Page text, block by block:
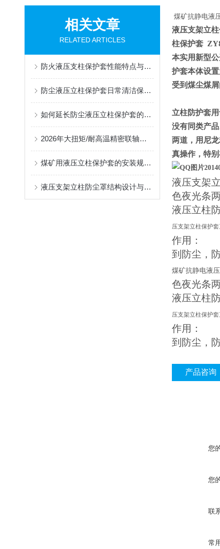
相关文章
RELATED ARTICLES
防火液压支柱保护套性能特点与阻燃防护应用
防尘液压立柱保护套日常清洁保养与更换规范
如何延长防尘液压立柱保护套的使用寿命？
2026年大扭矩/耐高温精密联轴器定制找哪家？能实现精准定制的优质厂家盘点
煤矿用液压立柱保护套的安装规范与使用寿命提升方案
液压支架立柱防尘罩结构设计与密封防护原理
煤矿抗静电
液压支架立
柱保护套
本实用新型
护套本体设
受到煤尘煤
立柱防护套
没有同类产
两道，用尼
真操作，特
液压支架
色夜光条
液压立柱
压支架立柱保护
作用：
到防尘，
煤矿抗静电液
色夜光条
液压立柱
压支架立柱保护
作用：
到防尘，
产品咨询
您
您
联
常